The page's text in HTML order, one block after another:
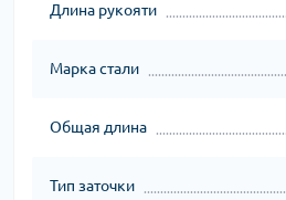
Длина рукояти
Марка стали
Общая длина
Тип заточки